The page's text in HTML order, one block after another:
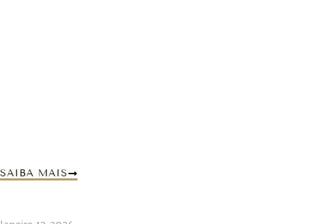
SAIBA MAIS